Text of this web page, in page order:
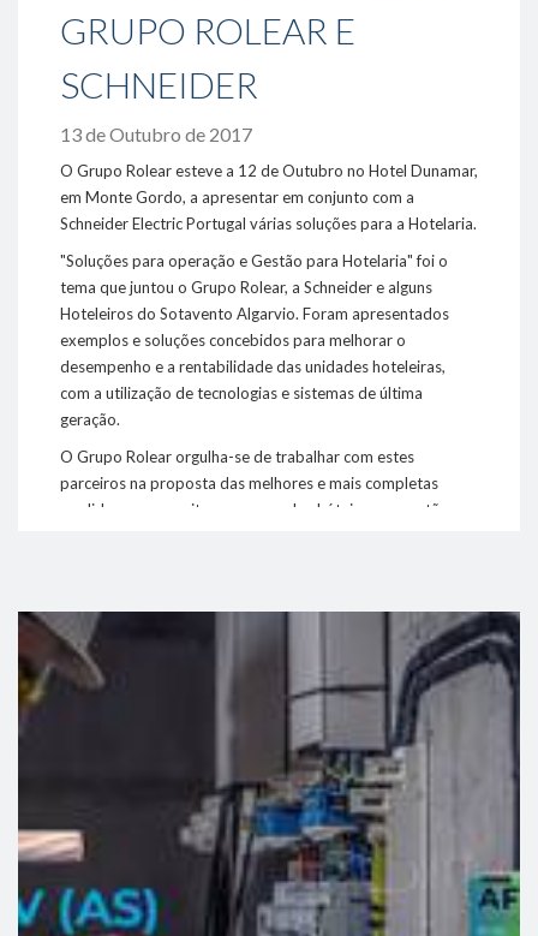
- Oportunidades / Ofertas disponíveis
Sustentabilidade
- Ambiente
- Eficiência Energética
- Fornecedores
Media
- Fotos & Videos
289 860 300
contacto@rolear.pt
GRUPO ROLEAR E
SCHNEIDER
13 de Outubro de 2017
O Grupo Rolear esteve a 12 de Outubro no Hotel Dunamar,
em Monte Gordo, a apresentar em conjunto com a
Schneider Electric Portugal várias soluções para a Hotelaria.
"Soluções para operação e Gestão para Hotelaria" foi o
tema que juntou o Grupo Rolear, a Schneider e alguns
Hoteleiros do Sotavento Algarvio. Foram apresentados
exemplos e soluções concebidos para melhorar o
desempenho e a rentabilidade das unidades hoteleiras,
com a utilização de tecnologias e sistemas de última
geração.
O Grupo Rolear orgulha-se de trabalhar com estes
parceiros na proposta das melhores e mais completas
medidas que permitem, no caso dos hóteis, uma gestão
link